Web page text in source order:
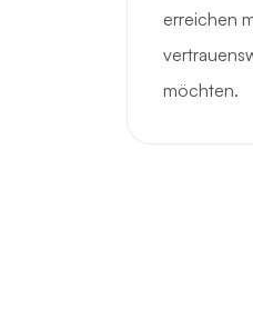
erreichen
möchten.